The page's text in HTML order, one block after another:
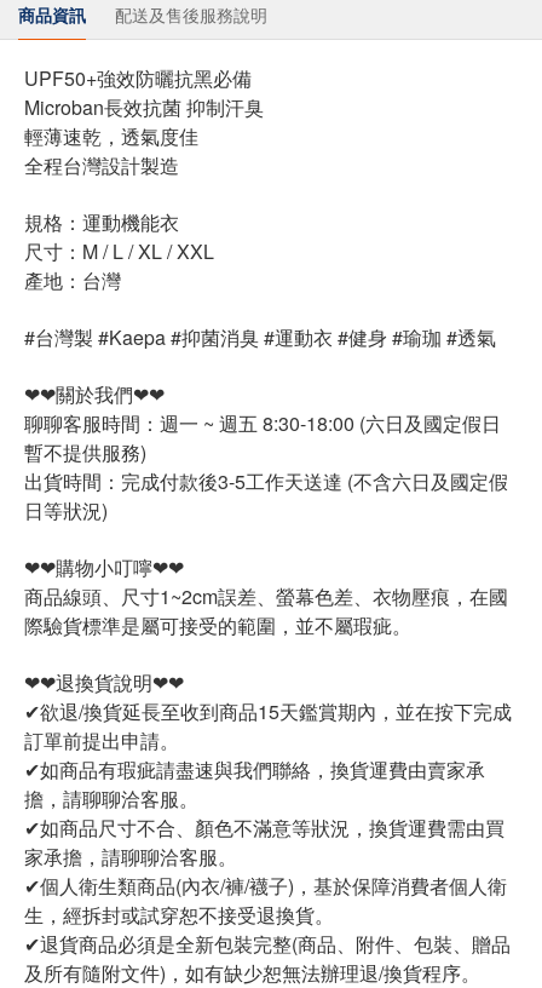
商品資訊 配送及售後服務說明
UPF50+強效防曬抗黑必備
Microban長效抗菌 抑制汗臭
輕薄速乾，透氣度佳
全程台灣設計製造
規格：運動機能衣
尺寸：M / L / XL / XXL
產地：台灣
#台灣製 #Kaepa #抑菌消臭 #運動衣 #健身 #瑜珈 #透氣
❤❤關於我們❤❤
聊聊客服時間：週一 ~ 週五 8:30-18:00 (六日及國定假日
暫不提供服務)
出貨時間：完成付款後3-5工作天送達 (不含六日及國定假
日等狀況)
❤❤購物小叮嚀❤❤
商品線頭、尺寸1~2cm誤差、螢幕色差、衣物壓痕，在國
際驗貨標準是屬可接受的範圍，並不屬瑕疵。
❤❤退換貨說明❤❤
✔欲退/換貨延長至收到商品15天鑑賞期內，並在按下完成
訂單前提出申請。
✔如商品有瑕疵請盡速與我們聯絡，換貨運費由賣家承
擔，請聊聊洽客服。
✔如商品尺寸不合、顏色不滿意等狀況，換貨運費需由買
家承擔，請聊聊洽客服。
✔個人衛生類商品(內衣/褲/襪子)，基於保障消費者個人衛
生，經拆封或試穿恕不接受退換貨。
✔退貨商品必須是全新包裝完整(商品、附件、包裝、贈品
及所有隨附文件)，如有缺少恕無法辦理退/換貨程序。